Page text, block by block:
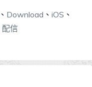
、 Download 、 iOS 、
配信